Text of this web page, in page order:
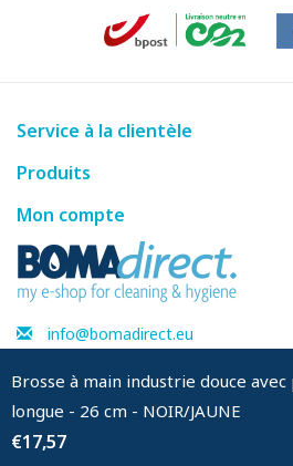
Brosse à main industrie douce
longue - 26 cm - NOIR/JAUNE
€17,57
Fiche produit
Service à la clientèle
Produits
Mon compte
info@bomadirect.eu
© Copyright 2026 BOMAdirect - Powered by